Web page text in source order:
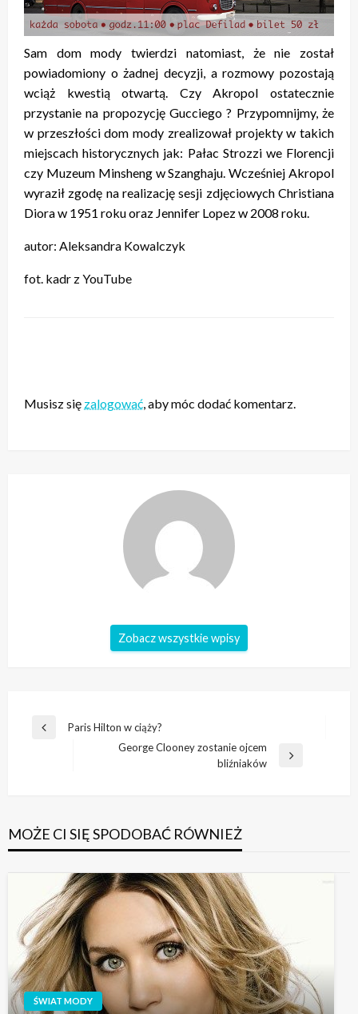
Sam dom mody twierdzi natomiast, że nie został
powiadomiony o żadnej decyzji, a rozmowy pozostają
wciąż kwestią otwartą. Czy Akropol ostatecznie
przystanie na propozycję Gucciego ? Przypomnijmy, że
w przeszłości dom mody zrealizował projekty w takich
miejscach historycznych jak: Pałac Strozzi we Florencji
czy Muzeum Minsheng w Szanghaju. Wcześniej Akropol
wyraził zgodę na realizację sesji zdjęciowych Christiana
Diora w 1951 roku oraz Jennifer Lopez w 2008 roku.
autor: Aleksandra Kowalczyk
fot. kadr z YouTube
Musisz się zalogować, aby móc dodać komentarz.
Zobacz wszystkie wpisy
Nawigacja
Poprzedni
Paris Hilton w ciąży?
George Clooney zostanie ojcem
bliźniaków
MOŻE CI SIĘ SPODOBAĆ RÓWNIEŻ
ŚWIAT MODY